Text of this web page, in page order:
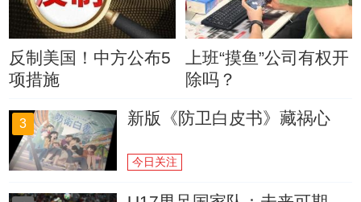
反制美国！中方公布5
项措施
上班“摸鱼”公司有权开
除吗？
3 新版《防卫白皮书》藏祸心
今日关注